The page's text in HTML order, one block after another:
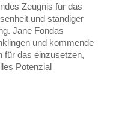
Zeugnis für das
und ständiger
Jane Fondas
und kommende
für das einzusetzen,
Potenzial